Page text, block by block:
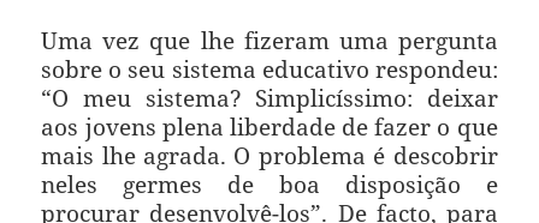
Uma vez que lhe fizeram uma pergunta
sobre o seu sistema educativo respondeu:
“O meu sistema? Simplicíssimo: deixar
aos jovens plena liberdade de fazer o que
mais lhe agrada. O problema é descobrir
neles germes de boa disposição e
procurar desenvolvê-los”. De facto, para